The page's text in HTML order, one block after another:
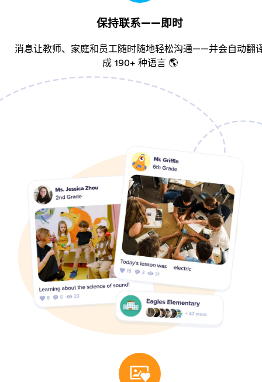
保持联系——即时
消息让教师、家庭和员工随时随地轻松沟通——并会自动翻
成 190+ 种语言 🌎